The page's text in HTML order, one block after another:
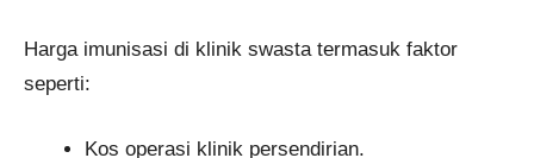
Harga imunisasi di klinik swasta termasuk faktor
seperti:
Kos operasi klinik persendirian.